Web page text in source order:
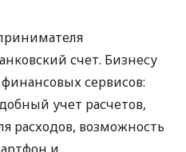
счет. Бизнесу
сервисов:
учет расчетов,
расходов, возможность